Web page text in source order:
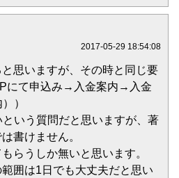
2017-05-29 18:54:08
思いますが、その時と同じ要
にて申込み→入金案内→入金
）
いう質問だと思いますが、著
書けません。
らうしか無いと思います。
囲は1日でも大丈夫だと思い